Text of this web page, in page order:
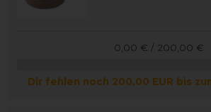
0,00 € / 200,00 €
Dir fehlen noch 200,00 EUR bis